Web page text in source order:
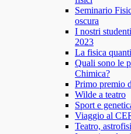
Seminario
oscura
I nostri
2023
La fisica
Quali sono le
Chimica?
Primo premio
Wilde a teatro
Sport e
Viaggio al
Teatro,